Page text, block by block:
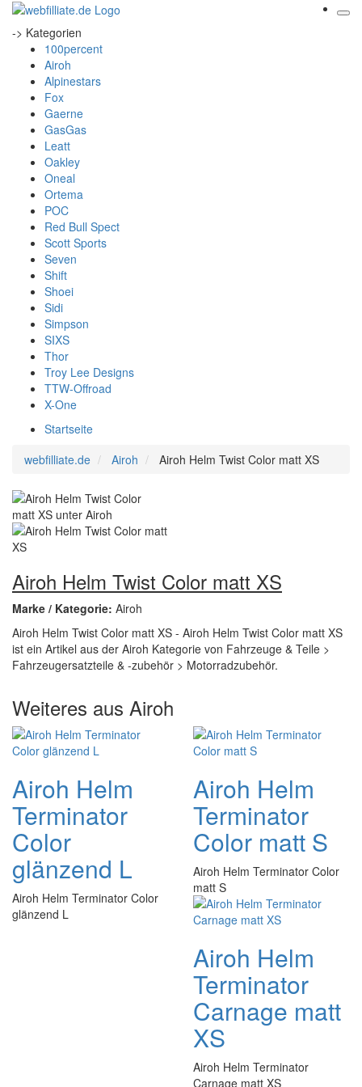
-> Kategorien
100percent
Airoh
Alpinestars
Fox
Gaerne
GasGas
Leatt
Oakley
Oneal
Ortema
POC
Red Bull Spect
Scott Sports
Seven
Shift
Shoei
Sidi
Simpson
SIXS
Thor
Troy Lee Designs
TTW-Offroad
X-One
Startseite
webfilliate.de
Airoh Airoh Helm Twist Color matt XS
Airoh Helm Twist Color matt XS
Marke / Kategorie: Airoh
Airoh Helm Twist Color matt XS - Airoh Helm Twist Color matt XS
ist ein Artikel aus der Airoh Kategorie von Fahrzeuge & Teile >
Fahrzeugersatzteile & -zubehör > Motorradzubehör.
Weiteres aus Airoh
Airoh Helm
Terminator
Color
glänzend L
Airoh Helm Terminator Color
glänzend L
Airoh Helm
Terminator
Color matt S
Airoh Helm Terminator Color
matt S
Airoh Helm
Terminator
Carnage matt
XS
Airoh Helm Terminator
Carnage matt XS